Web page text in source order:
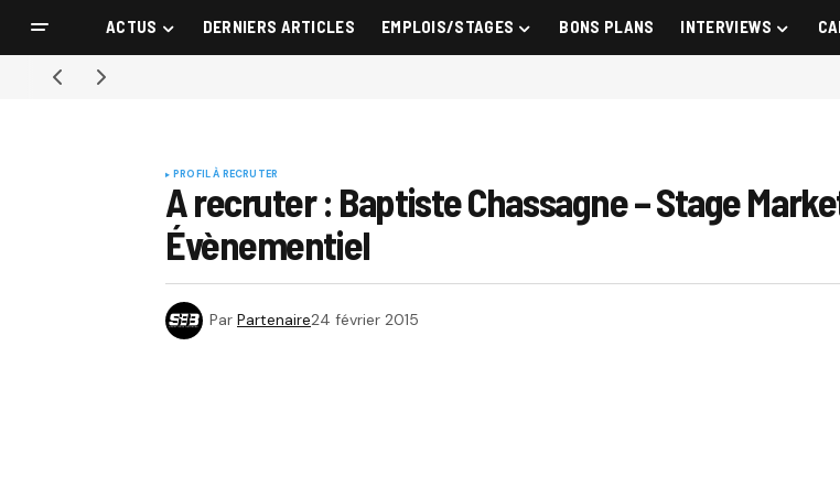
ACTUS DERNIERS ARTICLES EMPLOIS/STAGES BONS PLANS INTERVIEWS
PROFIL À RECRUTER
A recruter : Baptiste Chassagne – Stage
Évènementiel
Par Partenaire24 février 2015